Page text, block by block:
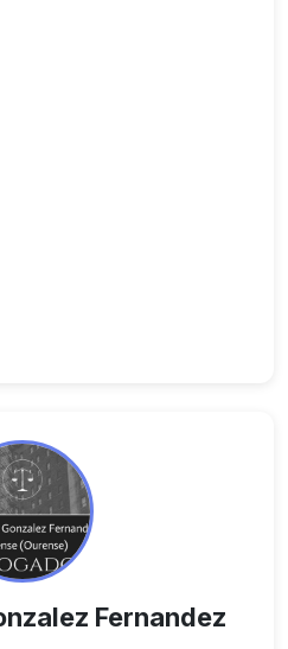
Fernandez